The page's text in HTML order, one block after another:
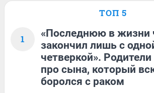
ТОП 5
1
«Последнюю в жизни
закончил лишь с
четверкой». Родители
про сына, который
боролся с раком